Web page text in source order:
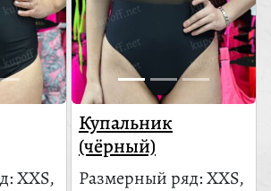
XXS,
Купальник
(чёрный)
Размерный ряд: XXS,